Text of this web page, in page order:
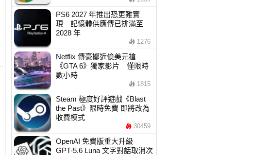
PS6 2027 年推出恐更難實
現 記憶體供應傳已排滿至
2028 年
1276
Netflix 傳豪擲近億美元搶
《GTA 6》獨家影片 僅限時
數小時
1815
Steam 極度好評遊戲《Blast
the Past》限時免費 即將改為
收費模式
30459
OpenAI 免費版重大升級
GPT-5.6 Luna 文字對話取消次